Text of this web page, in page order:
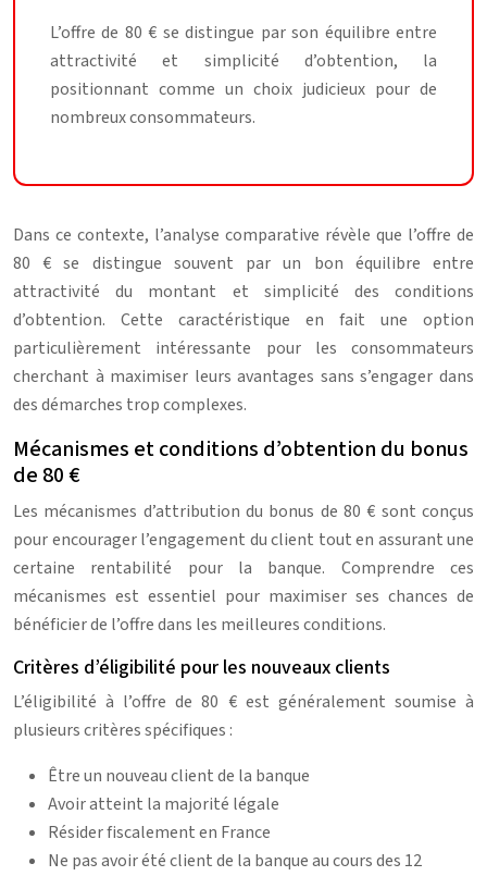
L’offre de 80 € se distingue par son équilibre entre
attractivité et simplicité d’obtention, la
positionnant comme un choix judicieux pour de
nombreux consommateurs.
Dans ce contexte, l’analyse comparative révèle que l’offre de
80 € se distingue souvent par un bon équilibre entre
attractivité du montant et simplicité des conditions
d’obtention. Cette caractéristique en fait une option
particulièrement intéressante pour les consommateurs
cherchant à maximiser leurs avantages sans s’engager dans
des démarches trop complexes.
Mécanismes et conditions d’obtention du bonus
de 80 €
Les mécanismes d’attribution du bonus de 80 € sont conçus
pour encourager l’engagement du client tout en assurant une
certaine rentabilité pour la banque. Comprendre ces
mécanismes est essentiel pour maximiser ses chances de
bénéficier de l’offre dans les meilleures conditions.
Critères d’éligibilité pour les nouveaux clients
L’éligibilité à l’offre de 80 € est généralement soumise à
plusieurs critères spécifiques :
Être un nouveau client de la banque
Avoir atteint la majorité légale
Résider fiscalement en France
Ne pas avoir été client de la banque au cours des 12